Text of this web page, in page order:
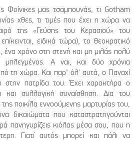
Φοίνικες μας τσαμπουνάς, τι Gotham
χθες, τι τιμές που έχει η χώρα να
της «Γεύσης του Κερασιού» του
ειδικά τώρα), το θεοκρατικό
χρόνο στη στενή και μη μιλάς πολύ
μπλεγμένος. Α ναι, και δύο χρόνια
τη χώρα. Και παρ' όλ' αυτά, ο Παναχί
στην πατρίδα του. Έχει χαρακτήρα ο
συλλογική συναίσθηση. Δια του
ποικίλα εννοούμενης μαρτυρίας του,
δικαιώματα που καταστρατηγούνται
πανηγυρίζεις κιόλας μέσα σου, που η
Γιατί αυτός μπορεί και πάλι να